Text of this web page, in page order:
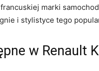
marki
‍i stylistyce tego
w Renault